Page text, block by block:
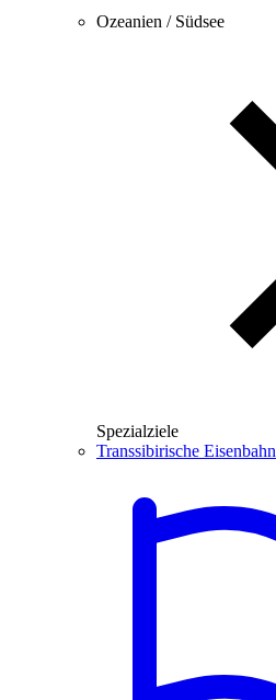
Ozeanien / Südsee
Spezialziele
Transsibirische Eisenbahn